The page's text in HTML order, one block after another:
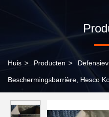
Huis > Producten >
Beschermingsbarrière, Hesco